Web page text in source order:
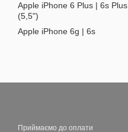
Apple iPhone 6 Plus | 6s Plus
(5,5")
Apple iPhone 6g | 6s
Приймаємо до оплати